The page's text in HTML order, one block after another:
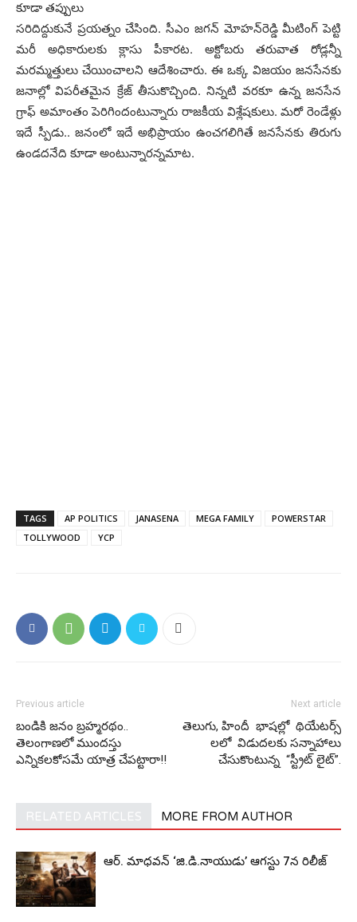
కూడా త‌ప్పులు
స‌రిదిద్దుకునే ప్ర‌య‌త్నం చేసింది. సీఎం జ‌గ‌న్ మోహ‌న్‌రెడ్డి మీటింగ్ పెట్టి
మ‌రీ అధికారుల‌కు క్లాసు పీకార‌ట‌. అక్టోబ‌రు త‌రువాత రోడ్ల‌న్నీ
మ‌ర‌మ్మ‌త్తులు చేయించాల‌ని ఆదేశించారు. ఈ ఒక్క విజ‌యం జ‌న‌సేన‌కు
జ‌నాల్లో విప‌రీత‌మైన క్రేజ్ తీసుకొచ్చింది. నిన్న‌టి వ‌ర‌కూ ఉన్న జ‌న‌సేన
గ్రాఫ్ అమాంతం పెరిగిందంటున్నారు రాజ‌కీయ విశ్లేష‌కులు. మ‌రో రెండేళ్లు
ఇదే స్పీడు.. జ‌నంలో ఇదే అభిప్రాయం ఉంచ‌గ‌లిగితే జ‌న‌సేన‌కు తిరుగు
ఉండ‌ద‌నేది కూడా అంటున్నార‌న్న‌మాట‌.
TAGS AP POLITICS JANASENA MEGA FAMILY
POWERSTAR
TOLLYWOOD
YCP
Previous article
బండికి జ‌నం బ్ర‌హ్మ‌ర‌థం..
తెలంగాణలో ముంద‌స్తు
ఎన్నిక‌ల‌కోస‌మే యాత్ర చేప‌ట్టారా!!
Next article
తెలుగు, హిందీ భాషల్లో థియేటర్స్
లలో విడుదలకు సన్నాహాలు
చేసుకొంటున్న “స్ట్రీట్ లైట్”.
RELATED ARTICLES MORE FROM AUTHOR
ఆర్‌. మాధవన్‌ ‘జి.డి.నాయుడు’ ఆగస్టు 7న రిలీజ్